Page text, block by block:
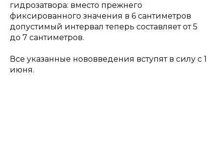
гидрозатвора: вместо прежнего
фиксированного значения в 6 сантиметров
допустимый интервал теперь составляет от 5
до 7 сантиметров.
Все указанные нововведения вступят в силу с 1
июня.